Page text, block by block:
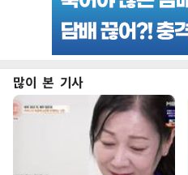
많이 본 기사